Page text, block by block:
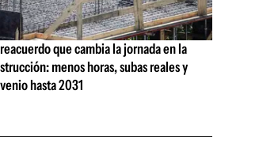
que cambia la jornada en la
menos horas, subas reales y
hasta 2031